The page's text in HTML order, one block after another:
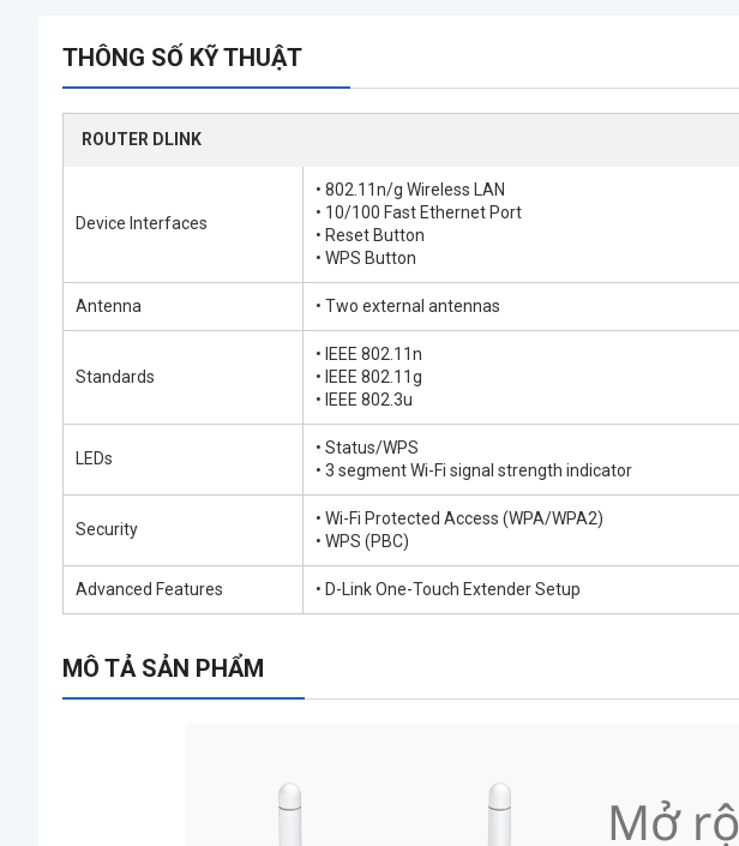
THÔNG SỐ KỸ THUẬT
ROUTER DLINK
Device Interfaces
• 802.11n/g Wireless LAN
• 10/100 Fast Ethernet Port
• Reset Button
• WPS Button
Antenna • Two external antennas
Standards
• IEEE 802.11n
• IEEE 802.11g
• IEEE 802.3u
LEDs
• Status/WPS
• 3 segment Wi-Fi signal strength indicator
Security
• Wi-Fi Protected Access (WPA/WPA2)
• WPS (PBC)
Advanced Features • D-Link One-Touch Extender Setup
MÔ TẢ SẢN PHẨM